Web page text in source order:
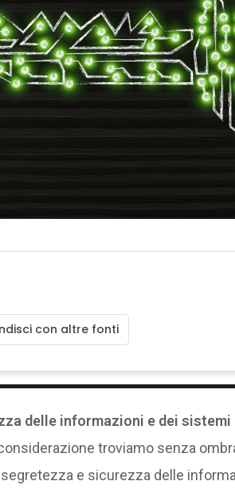
con altre fonti
delle informazioni e dei sistemi
troviamo senza
e sicurezza delle